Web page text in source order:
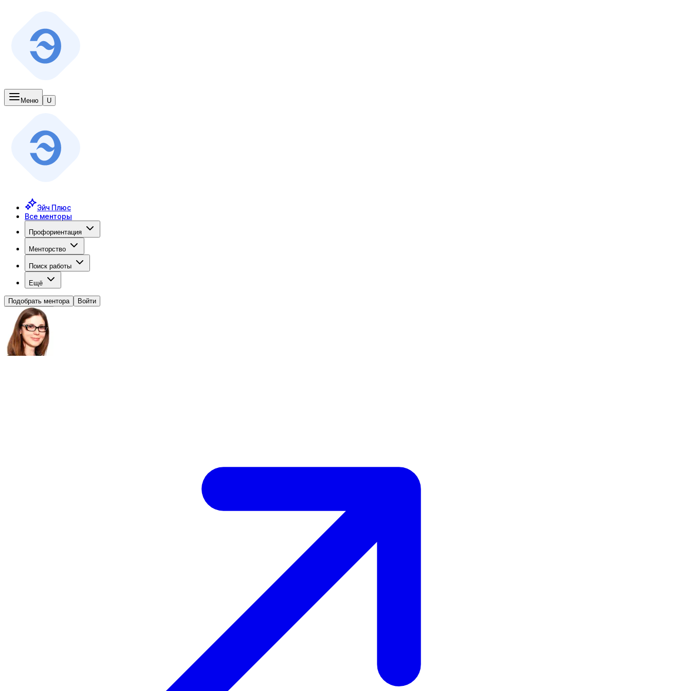
Меню U
Эйч Плюс
Все менторы
Профориентация
Менторство
Поиск работы
Ещё
Подобрать ментора Войти